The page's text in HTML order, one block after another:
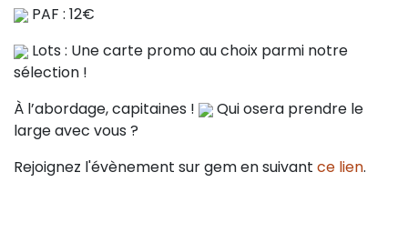
PAF : 12€
Lots : Une carte promo au choix parmi notre
sélection !
À l’abordage, capitaines !
Qui osera prendre le
large avec vous ?
Rejoignez l'évènement sur gem en suivant ce lien.